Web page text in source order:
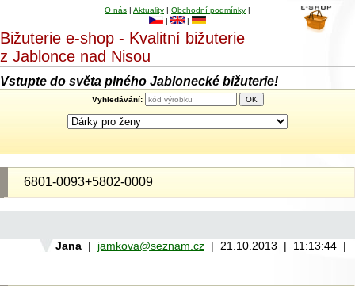
O nás | Aktuality | Obchodní podmínky |
|
|
Bižuterie e-shop - Kvalitní bižuterie
z Jablonce nad Nisou
Vstupte do světa plného Jablonecké bižuterie!
Vyhledávání:
6801-0093+5802-0009
Jana | jamkova@seznam.cz | 21.10.2013 | 11:13:44 |